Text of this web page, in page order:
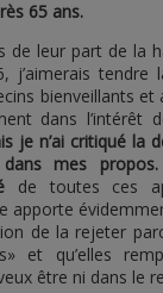
65 ans.
de leur part de la
j’aimerais
bienveillants et
dans l’intérêt
je n’ai critiqué la
mes propos.
de toutes ces
apporte
de la rejeter
et qu’elles
être ni dans le